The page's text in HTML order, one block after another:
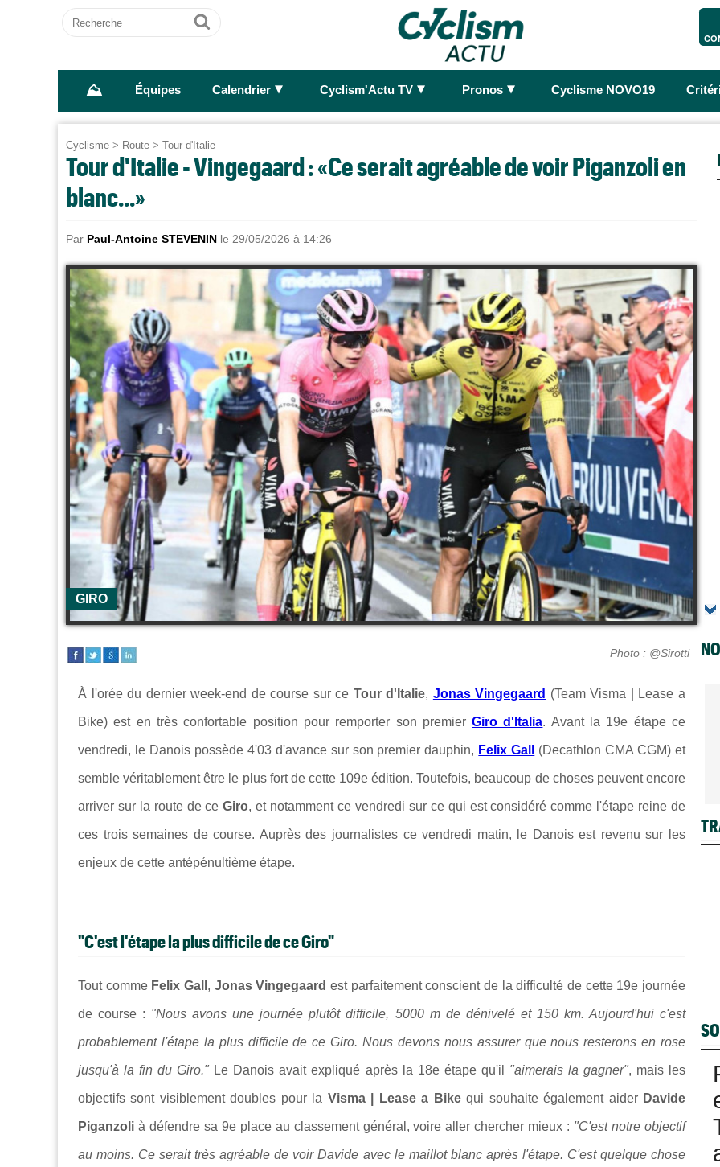
Recherche
Ok
⛰ Équipes Calendrier ► Cyclism'Actu TV ► Pronos ► Cyclisme NOVO19
Cyclisme > Route > Tour d'Italie
Tour d'Italie - Vingegaard : «Ce serait agréable de voir Piganzoli en
blanc...»
Par Paul-Antoine STEVENIN le 29/05/2026 à 14:26
GIRO
Photo : @Sirotti
À l'orée du dernier week-end de course sur ce Tour d'Italie, Jonas Vingegaard (Team Visma | Lease a
Bike) est en très confortable position pour remporter son premierGiro d'Italia. Avant la 19e étape ce
vendredi, le Danois possède 4'03 d'avance sur son premier dauphin, Felix Gall (Decathlon CMA CGM) et
semble véritablement être le plus fort de cette 109e édition. Toutefois, beaucoup de choses peuvent encore
arriver sur la route de ceGiro, et notamment ce vendredi sur ce qui est considéré comme l'étape reine de
ces trois semaines de course. Auprès des journalistes ce vendredi matin, le Danois est revenu sur les
enjeux de cette antépénultième étape.
"C'est l'étape la plus difficile de ce Giro"
Tout comme Felix Gall , Jonas Vingegaardest parfaitement conscient de la difficulté de cette 19e journée
de course : "Nous avons une journée plutôt difficile, 5000 m de dénivelé et 150 km. Aujourd'hui c'est
probablement l'étape la plus difficile de ce Giro. Nous devons nous assurer que nous resterons en rose
jusqu'à la fin du Giro." Le Danois avait expliqué après la 18e étape qu'il "aimerais la gagner", mais les
objectifs sont visiblement doubles pour la Visma | Lease a Bikequi souhaite également aider Davide
Piganzoli à défendre sa 9e place au classement général, voire aller chercher mieux : "C'est notre objectif
au moins. Ce serait très agréable de voir Davide avec le maillot blanc après l'étape. C'est quelque chose